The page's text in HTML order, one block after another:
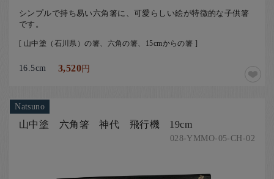
シンプルで持ち易い六角箸に、可愛らしい絵が特徴的な子供箸
です。
[ 山中塗（石川県）の箸、六角の箸、15cmからの箸 ]
16.5cm 3,520円
Natsuno
山中塗 六角箸 神代 飛行機 19cm
028-YMMO-05-CH-02